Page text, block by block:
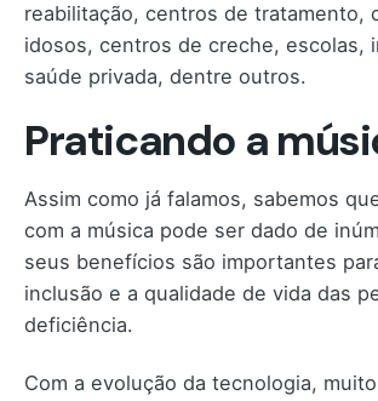
reabilitação, centros de tratamento,
idosos, centros de creche, escolas,
saúde privada, dentre outros.
Praticando a
Assim como já falamos, sabemos
com a música pode ser dado de
seus benefícios são importantes
inclusão e a qualidade de vida das
deficiência.
Com a evolução da tecnologia,